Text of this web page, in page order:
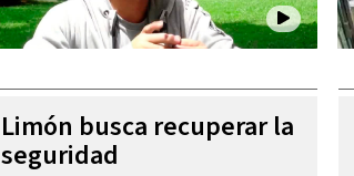
Limón busca recuperar la
seguridad